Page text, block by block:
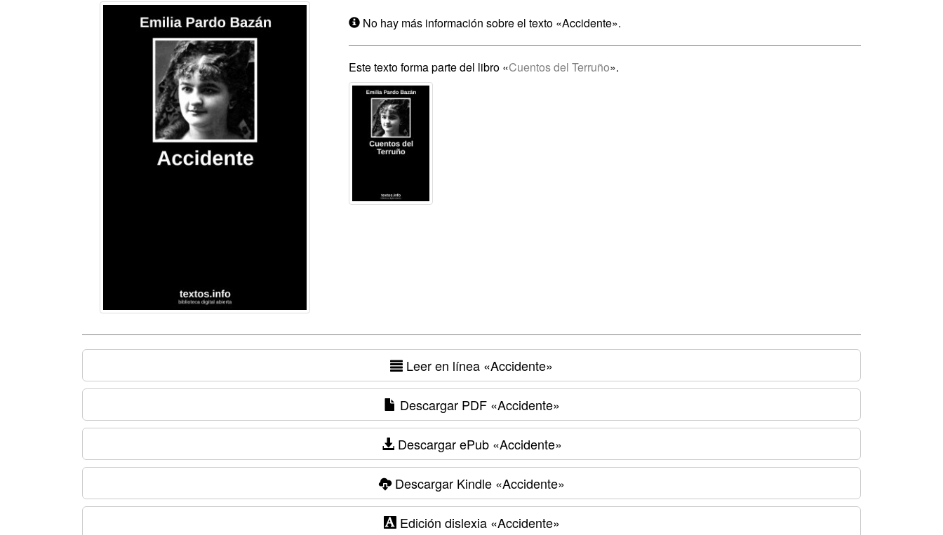
No hay más información sobre el texto «Accidente».
Este texto forma parte del libro «Cuentos del Terruño».
Leer en línea «Accidente»
Descargar PDF«Accidente»
Descargar ePub«Accidente»
Descargar Kindle«Accidente»
Edición dislexia«Accidente»